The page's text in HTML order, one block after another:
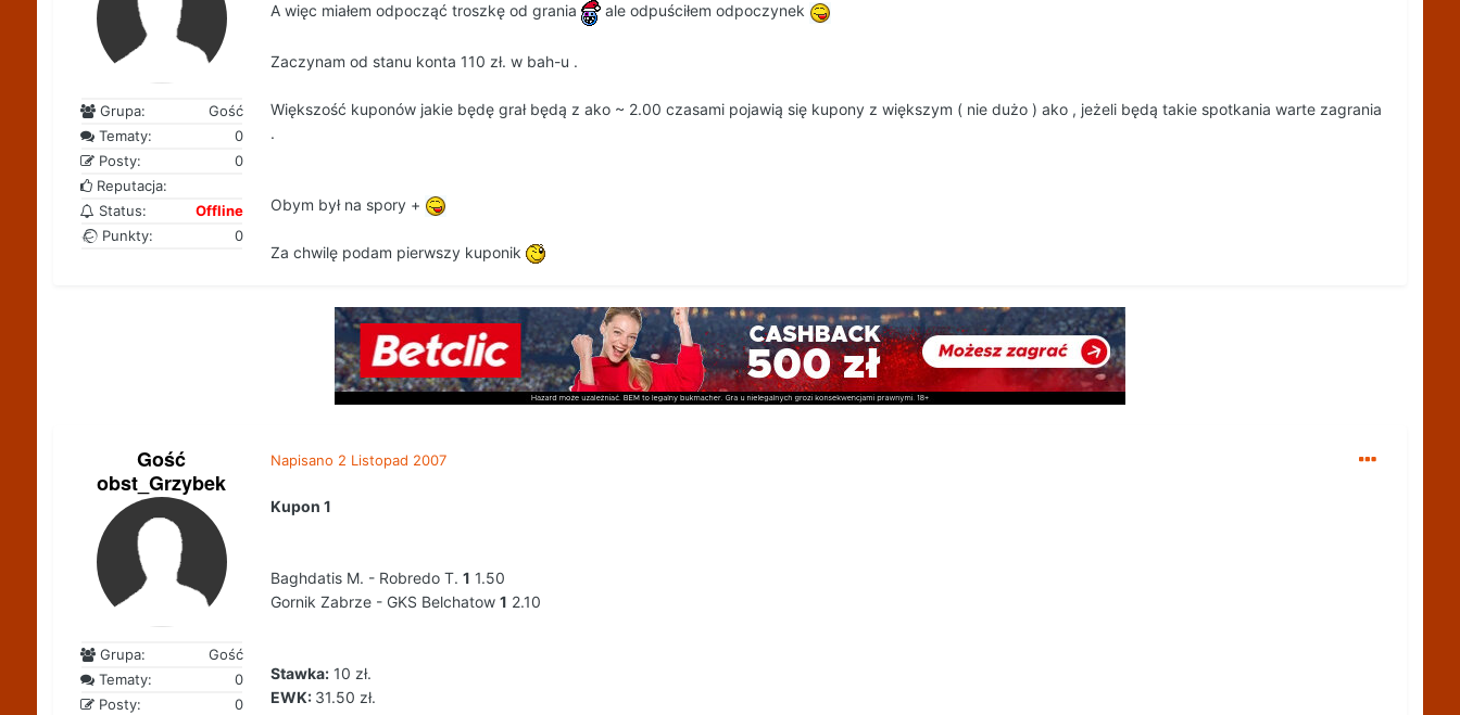
Grupa:
Gość
Tematy:
0
Posty:
0
Reputacja:
Status:
Offline
Punkty:
0
A więc miałem odpocząć troszkę od grania ale odpuściłem odpoczynek
Zaczynam od stanu konta 110 zł. w bah-u .
Większość kuponów jakie będę grał będą z ako ~ 2.00 czasami pojawią się kupony z większym ( nie dużo ) ako , jeżeli będą takie spotkania warte zagrania
.
Obym był na spory +
Za chwilę podam pierwszy kuponik
Gość
obst_Grzybek
Grupa:
Gość
Tematy:
0
Posty:
0
Napisano 2 Listopad 2007
Kupon 1
Baghdatis M. - Robredo T. 1 1.50
Gornik Zabrze - GKS Belchatow 1 2.10
Stawka:10 zł.
EWK: 31.50 zł.